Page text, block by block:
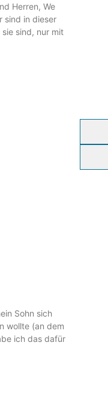
Herren, We
sind in dieser
sind, nur mit
Sohn sich
wollte (an dem
ich das dafür